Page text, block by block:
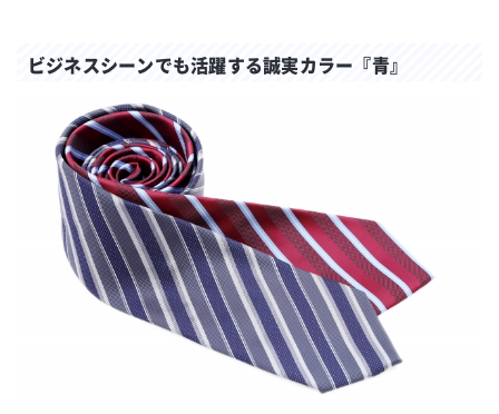
ビジネスシーンでも活躍する誠実カラー『青』